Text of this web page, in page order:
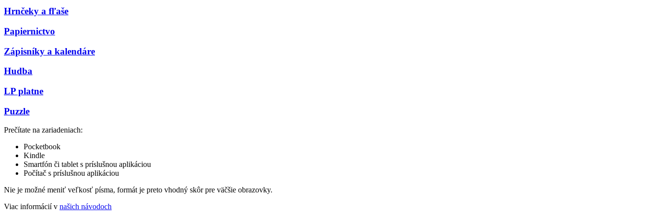
Hrnčeky a fľaše
Papiernictvo
Zápisníky a kalendáre
Hudba
LP platne
Puzzle
Prečítate na zariadeniach:
Pocketbook
Kindle
Smartfón či tablet s príslušnou aplikáciou
Počítač s príslušnou aplikáciou
Nie je možné meniť veľkosť písma, formát je preto vhodný skôr pre väčšie obrazovky.
Viac informácií v našich návodoch